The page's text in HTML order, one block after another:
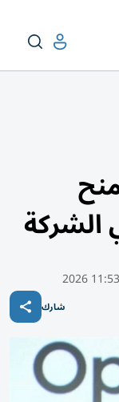
شارك